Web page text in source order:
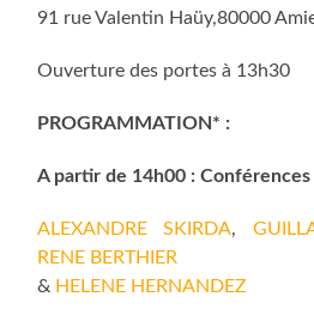
91 rue Valentin Haüy,80000
Ouverture des portes à 13h30
PROGRAMMATION* :
A partir de 14h00 :Conférences
ALEXANDRE SKIRDA,
RENE BERTHIER
& HELENE HERNANDEZ